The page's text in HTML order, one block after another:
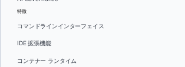
特徴
コマンドラインインターフェイス
IDE 拡張機能
コンテナー ランタイム